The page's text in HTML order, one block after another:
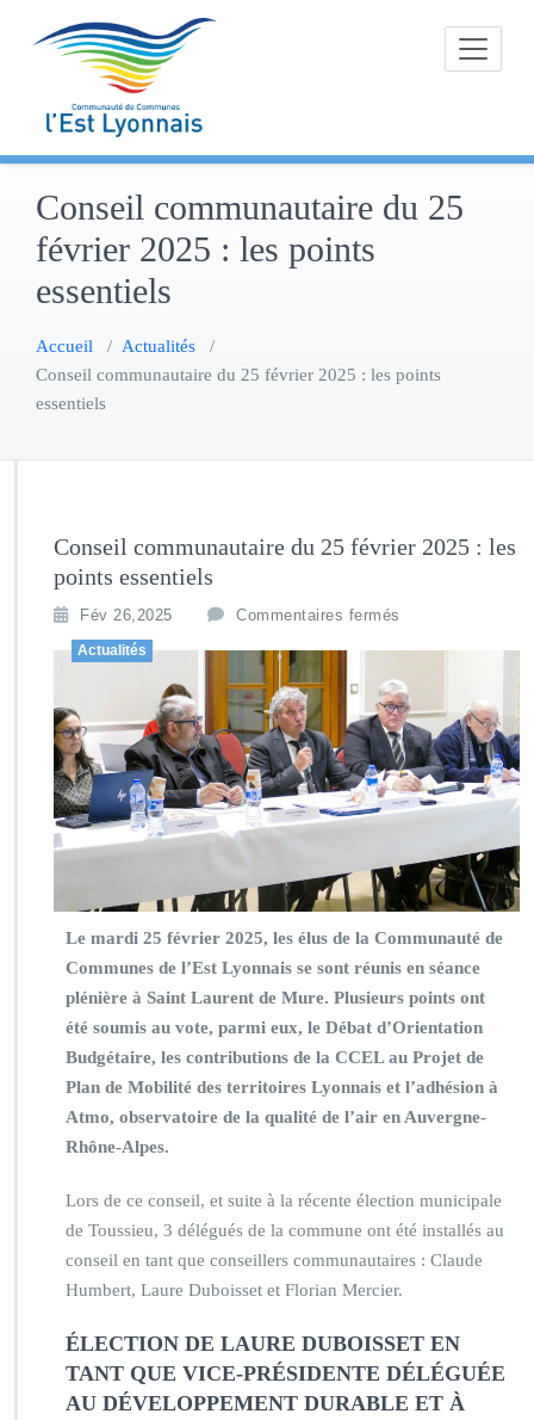
Conseil communautaire du 25
février 2025 : les points
essentiels
Accueil / Actualités /
Conseil communautaire du 25 février 2025 : les points
essentiels
Conseil communautaire du 25 février 2025 : les
points essentiels
Fév 26,2025 Commentaires fermés
Actualités
Le mardi 25 février 2025, les élus de la Communauté de
Communes de l’Est Lyonnais se sont réunis en séance
plénière à Saint Laurent de Mure. Plusieurs points ont
été soumis au vote, parmi eux, le Débat d’Orientation
Budgétaire, les contributions de la CCEL au Projet de
Plan de Mobilité des territoires Lyonnais et l’adhésion à
Atmo, observatoire de la qualité de l’air en Auvergne-
Rhône-Alpes.
Lors de ce conseil, et suite à la récente élection municipale
de Toussieu, 3 délégués de la commune ont été installés au
conseil en tant que conseillers communautaires : Claude
Humbert, Laure Duboisset et Florian Mercier.
ÉLECTION DE LAURE DUBOISSET EN
TANT QUE VICE-PRÉSIDENTE DÉLÉGUÉE
AU DÉVELOPPEMENT DURABLE ET À